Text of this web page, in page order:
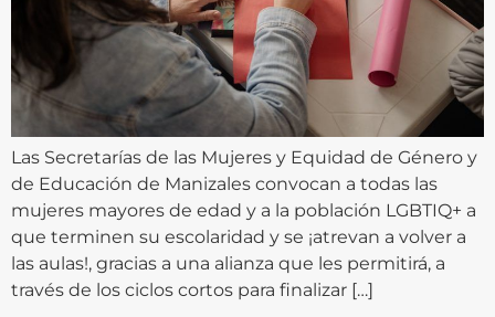
Las Secretarías de las Mujeres y Equidad de Género y
de Educación de Manizales convocan a todas las
mujeres mayores de edad y a la población LGBTIQ+ a
que terminen su escolaridad y se ¡atrevan a volver a
las aulas!, gracias a una alianza que les permitirá, a
través de los ciclos cortos para finalizar […]